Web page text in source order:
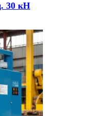
30 кН